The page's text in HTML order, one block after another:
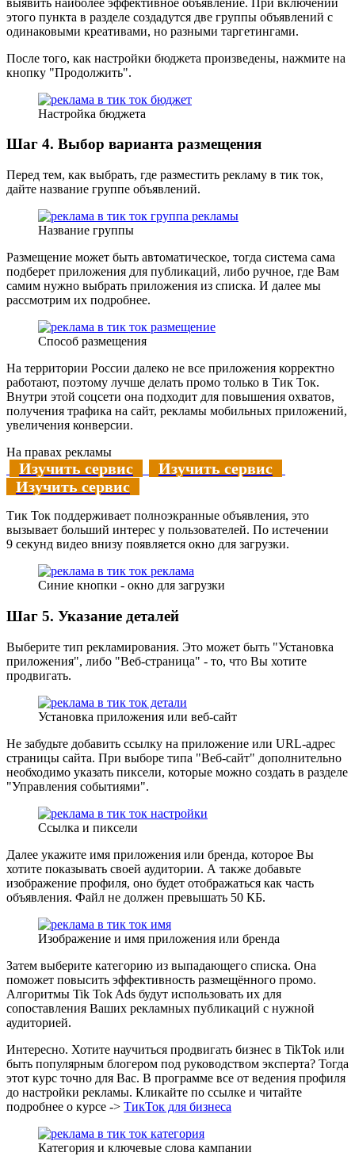
этого пункта в разделе создадутся две группы объявлений с
одинаковыми креативами, но разными таргетингами.
После того, как настройки бюджета произведены, нажмите на
кнопку "Продолжить".
Настройка бюджета
Шаг 4. Выбор варианта размещения
Перед тем, как выбрать, где разместить рекламу в тик ток,
дайте название группе объявлений.
Название группы
Размещение может быть автоматическое, тогда система сама
подберет приложения для публикаций, либо ручное, где Вам
самим нужно выбрать приложения из списка. И далее мы
рассмотрим их подробнее.
Способ размещения
На территории России далеко не все приложения корректно
работают, поэтому лучше делать промо только в Тик Ток.
Внутри этой соцсети она подходит для повышения охватов,
получения трафика на сайт, рекламы мобильных приложений,
увеличения конверсии.
На правах рекламы
Изучить сервис
Изучить сервис
Изучить сервис
Тик Ток поддерживает полноэкранные объявления, это
вызывает больший интерес у пользователей. По истечении
9 секунд видео внизу появляется окно для загрузки.
Синие кнопки - окно для загрузки
Шаг 5. Указание деталей
Выберите тип рекламирования. Это может быть "Установка
приложения", либо "Веб-страница" - то, что Вы хотите
продвигать.
Установка приложения или веб-сайт
Не забудьте добавить ссылку на приложение или URL-адрес
страницы сайта. При выборе типа "Веб-сайт" дополнительно
необходимо указать пиксели, которые можно создать в разделе
"Управления событиями".
Ссылка и пиксели
Далее укажите имя приложения или бренда, которое Вы
хотите показывать своей аудитории. А также добавьте
изображение профиля, оно будет отображаться как часть
объявления. Файл не должен превышать 50 КБ.
Изображение и имя приложения или бренда
Затем выберите категорию из выпадающего списка. Она
поможет повысить эффективность размещённого промо.
Алгоритмы Tik Tok Ads будут использовать их для
сопоставления Ваших рекламных публикаций с нужной
аудиторией.
Интересно. Хотите научиться продвигать бизнес в TikTok или
быть популярным блогером под руководством эксперта? Тогда
этот курс точно для Вас. В программе все от ведения профиля
до настройки рекламы. Кликайте по ссылке и читайте
подробнее о курсе -> ТикТок для бизнеса
Категория и ключевые слова кампании